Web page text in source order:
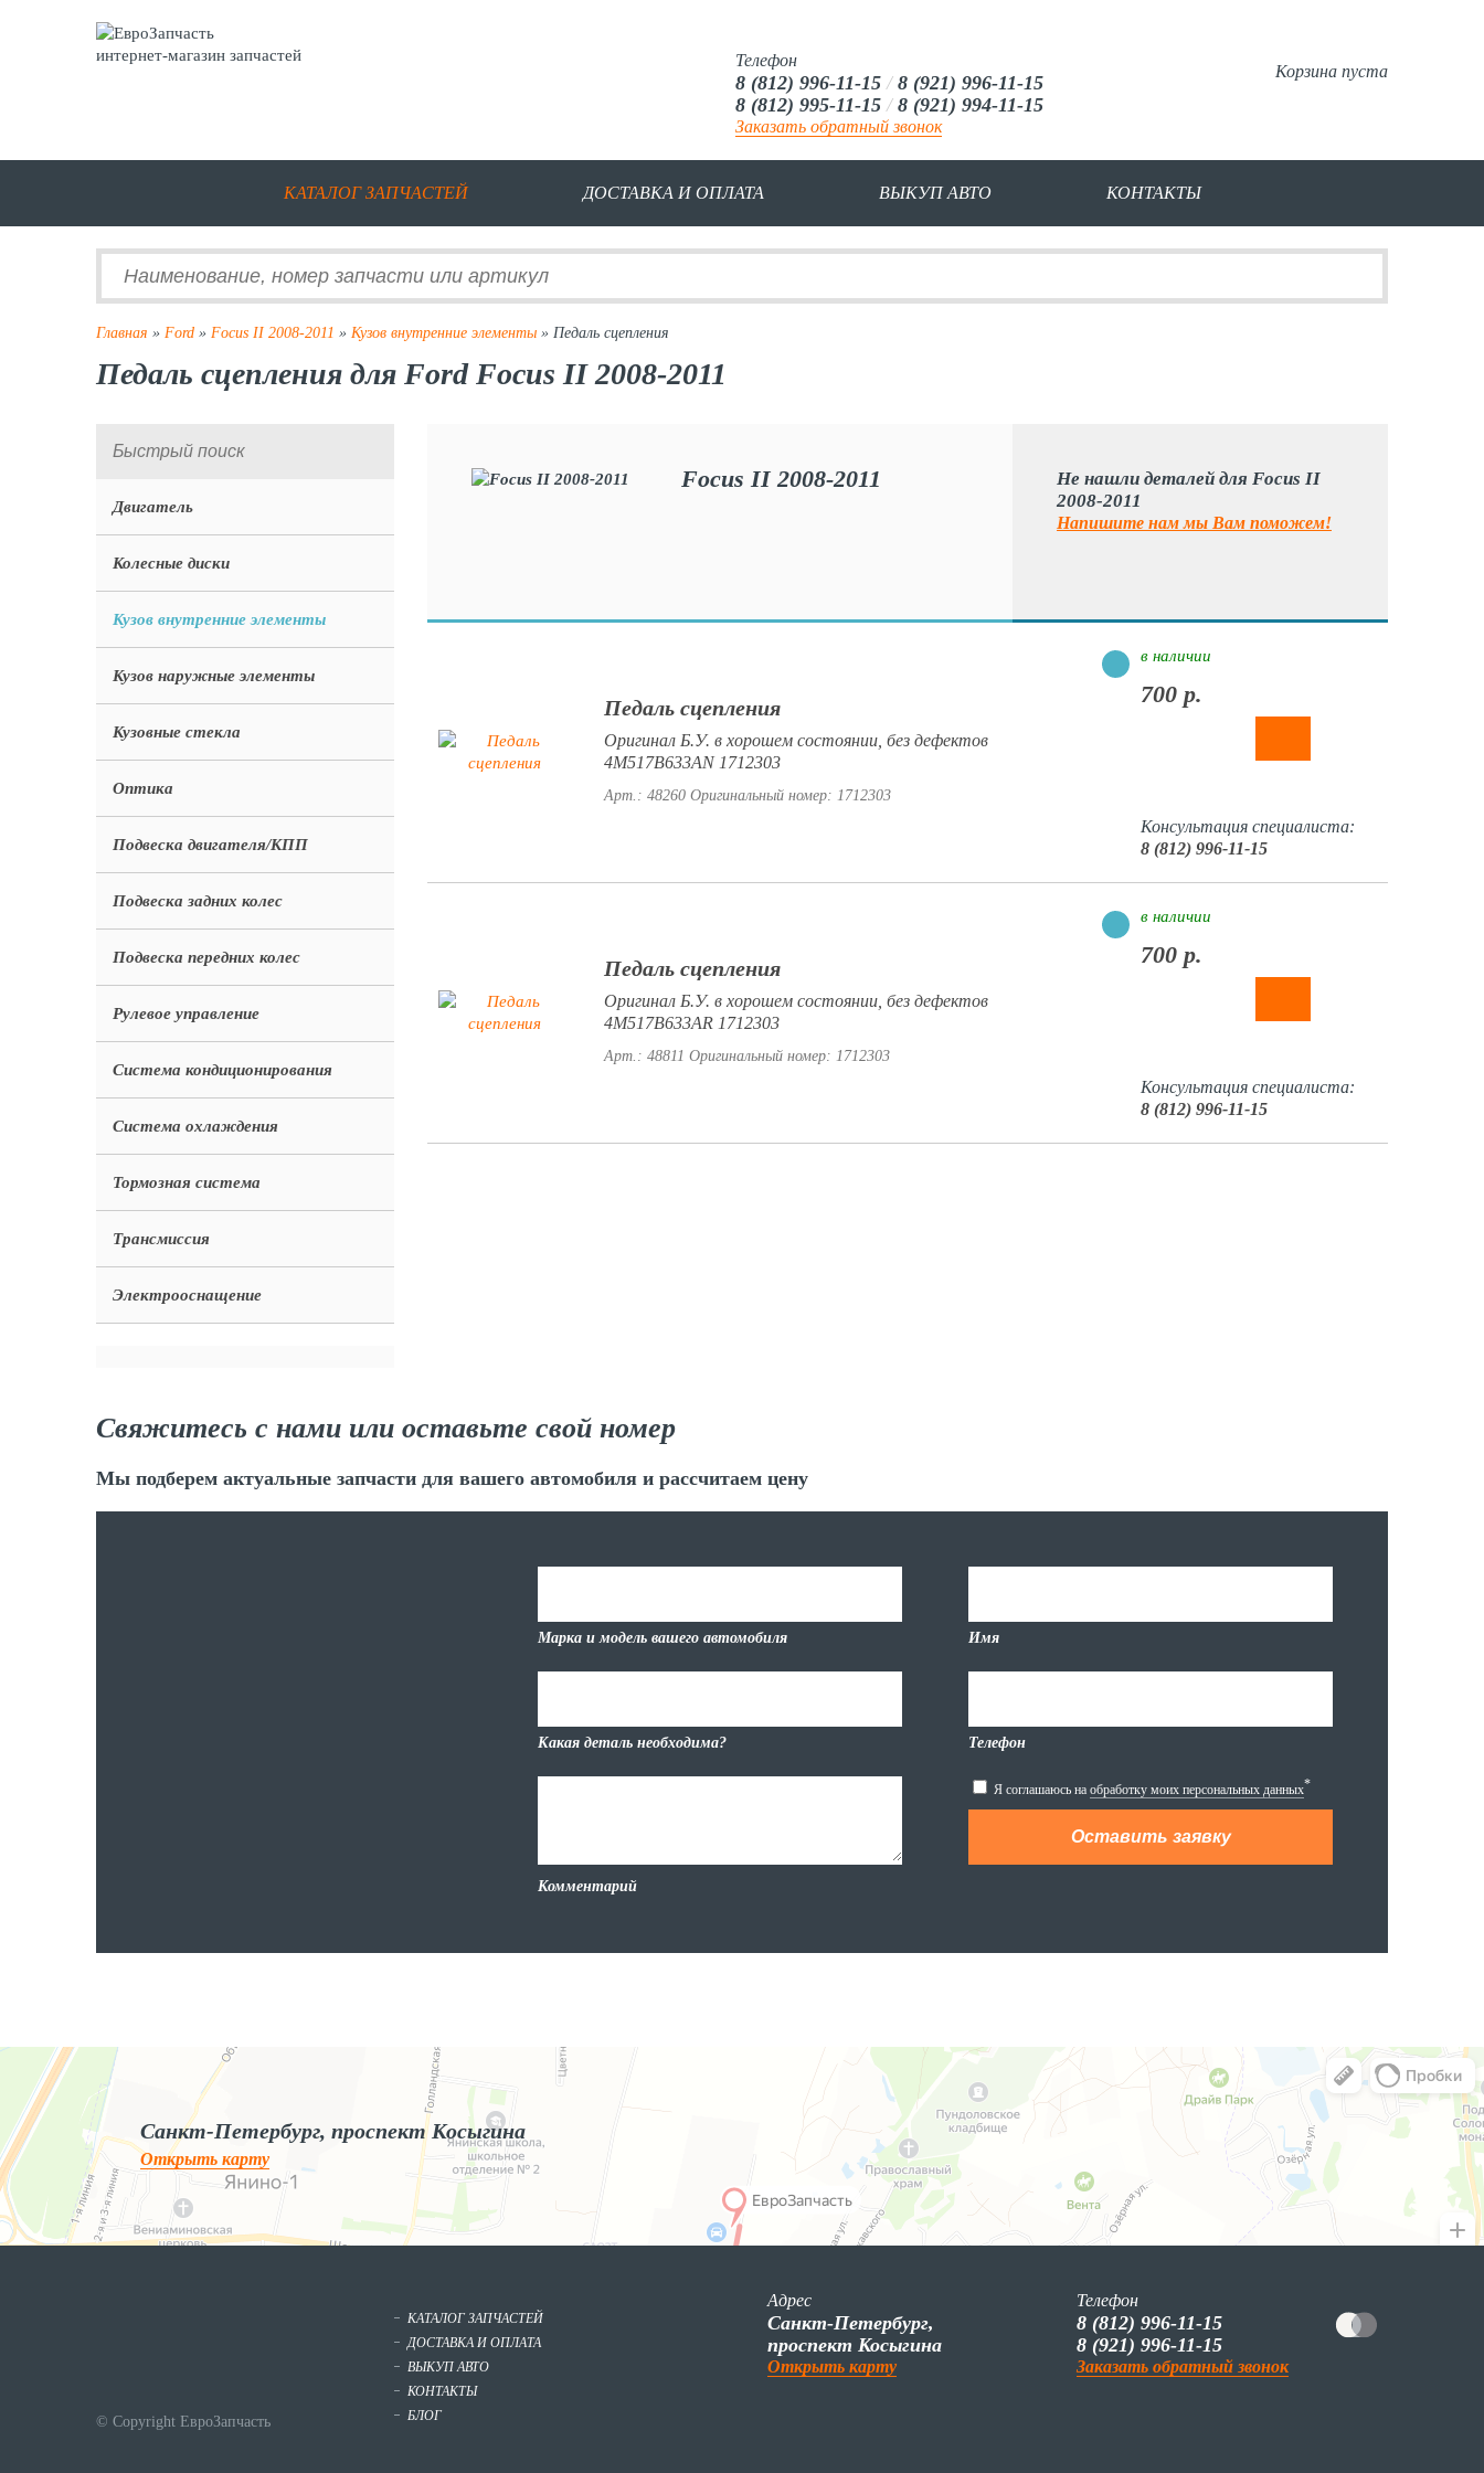
интернет-магазин запчастей
Корзина пуста
Телефон
8 (812) 996-11-15 / 8 (921) 996-11-15
8 (812) 995-11-15 / 8 (921) 994-11-15
Заказать обратный звонок
КАТАЛОГ ЗАПЧАСТЕЙ ДОСТАВКА И ОПЛАТА ВЫКУП АВТО КОНТАКТЫ
Главная » Ford » Focus II 2008-2011 » Кузов внутренние элементы » Педаль сцепления
Педаль сцепления для Ford Focus II 2008-2011
Двигатель
Колесные диски
Кузов внутренние элементы
Кузов наружные элементы
Кузовные стекла
Оптика
Подвеска двигателя/КПП
Подвеска задних колес
Подвеска передних колес
Рулевое управление
Система кондиционирования
Система охлаждения
Тормозная система
Трансмиссия
Электрооснащение
Focus II 2008-2011
Не нашли деталей для Focus II
2008-2011
Напишите нам мы Вам поможем!
Педаль сцепления
Оригинал Б.У. в хорошем состоянии, без дефектов
4M517B633AN 1712303
Арт.: 48260 Оригинальный номер: 1712303
в наличии
700 р.
Консультация специалиста:
8 (812) 996-11-15
Педаль сцепления
Оригинал Б.У. в хорошем состоянии, без дефектов
4M517B633AR 1712303
Арт.: 48811 Оригинальный номер: 1712303
в наличии
700 р.
Консультация специалиста:
8 (812) 996-11-15
Свяжитесь с нами или оставьте свой номер
Мы подберем актуальные запчасти для вашего автомобиля и рассчитаем цену
Марка и модель вашего автомобиля
Какая деталь необходима?
Комментарий
Имя
Телефон
Я соглашаюсь на обработку моих персональных данных*
Яндекс.Карты
Яндекс.Карты — поиск мест и адресов, городской транспорт
Санкт-Петербург, проспект Косыгина
Открыть карту
© Copyright ЕвроЗапчасть
КАТАЛОГ ЗАПЧАСТЕЙ
ДОСТАВКА И ОПЛАТА
ВЫКУП АВТО
КОНТАКТЫ
БЛОГ
Телефон
8 (812) 996-11-15
8 (921) 996-11-15
Заказать обратный звонок
Адрес
Санкт-Петербург,
проспект Косыгина
Открыть карту